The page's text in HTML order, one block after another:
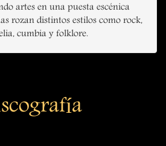
artes en una puesta escénica
rozan distintos estilos como rock,
cumbia y folklore.